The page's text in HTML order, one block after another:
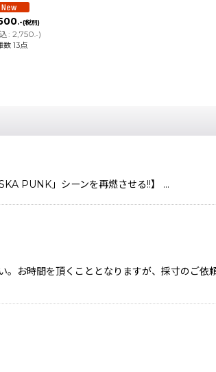
.-(税別)
: 2,750.-)
数 13点
PUNK」シーンを再燃させる!!】 …
お時間を頂くこととなりますが、採寸のご依